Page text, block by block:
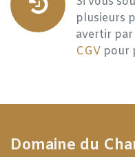
plusieurs
avertir par
CGV pour
Domaine du